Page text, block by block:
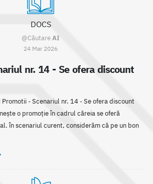
DOCS
@CăutareAI
24 Mar 2026
nr. 14 - Se ofera discount
Promotii - Scenariul nr. 14 - Se ofera discount
o promoție în cadrul căreia se oferă
în scenariul curent, considerăm că pe un bon